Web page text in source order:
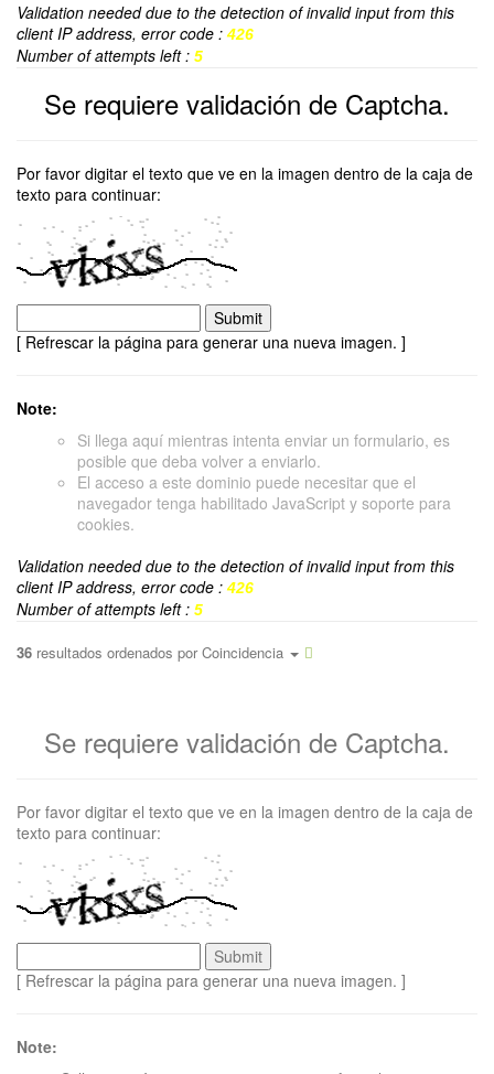
Validation needed due to the detection of invalid input from this
client IP address, error code : 426
Number of attempts left : 5
Se requiere validación de Captcha.
Por favor digitar el texto que ve en la imagen dentro de la caja de
texto para continuar:
[ Refrescar la página para generar una nueva imagen. ]
Note:
Si llega aquí mientras intenta enviar un formulario, es
posible que deba volver a enviarlo.
El acceso a este dominio puede necesitar que el
navegador tenga habilitado JavaScript y soporte para
cookies.
Validation needed due to the detection of invalid input from this
client IP address, error code : 426
Number of attempts left : 5
36 resultados ordenados por Coincidencia
Se requiere validación de Captcha.
Por favor digitar el texto que ve en la imagen dentro de la caja de
texto para continuar:
[ Refrescar la página para generar una nueva imagen. ]
Note: